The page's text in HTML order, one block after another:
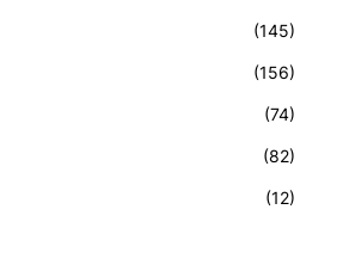
(145)
(156)
(74)
(82)
(12)